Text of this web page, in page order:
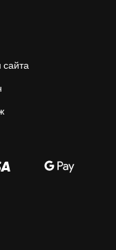
сайта